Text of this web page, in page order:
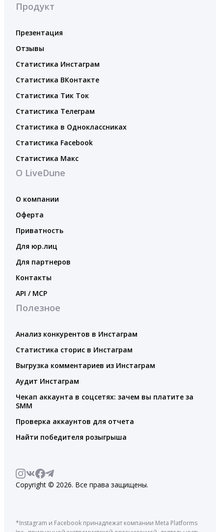
Продукт
Презентация
Отзывы
Статистика Инстаграм
Статистика ВКонтакте
Статистика Тик Ток
Статистика Телеграм
Статистика в Одноклассниках
Статистика Facebook
Статистика Макс
О LiveDune
О компании
Оферта
Приватность
Для юр.лиц
Для партнеров
Контакты
API / MCP
Полезное
Анализ конкурентов в Инстаграм
Статистика сторис в Инстаграм
Выгрузка комментариев из Инстаграм
Аудит Инстаграм
Чекап аккаунта в соцсетях: зачем вы платите за
SMM
Проверка аккаунтов для отчета
Найти победителя розыгрыша
Copyright © 2026. Все права защищены.
*Instagram и Facebook принадлежат компании Meta Platforms